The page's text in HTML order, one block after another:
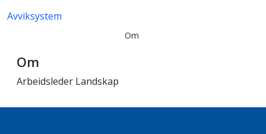
Avviksystem
Om
Om
Arbeidsleder Landskap